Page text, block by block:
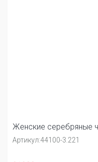
Женские серебряные
Артикул:44100-3.221